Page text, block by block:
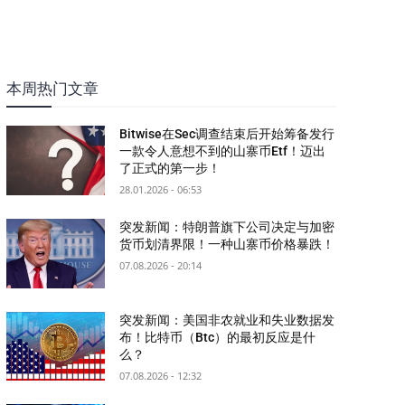
本周热门文章
Bitwise在Sec调查结束后开始筹备发行
一款令人意想不到的山寨币Etf！迈出
了正式的第一步！
28.01.2026 - 06:53
突发新闻：特朗普旗下公司决定与加密
货币划清界限！一种山寨币价格暴跌！
07.08.2026 - 20:14
突发新闻：美国非农就业和失业数据发
布！比特币（Btc）的最初反应是什
么？
07.08.2026 - 12:32